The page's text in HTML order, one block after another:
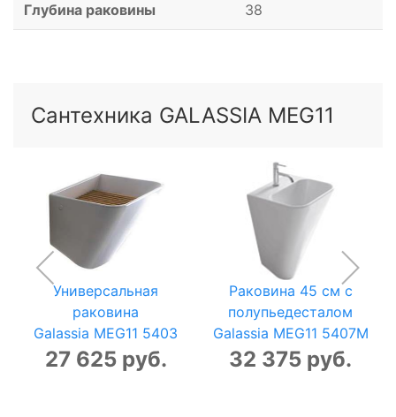
Глубина раковины 38
Сантехника GALASSIA MEG11
Универсальная
раковина
Galassia MEG11 5403
27 625 руб.
Раковина 45 см с
полупьедесталом
Galassia MEG11 5407M
32 375 руб.